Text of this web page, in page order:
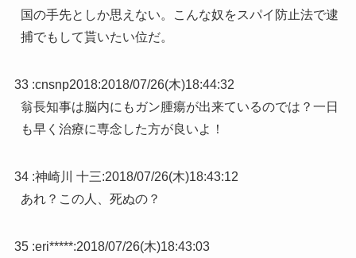
国の手先としか思えない。こんな奴をスパイ防止法で逮
捕でもして貰いたい位だ。
33 :cnsnp2018:2018/07/26(木)18:44:32
翁長知事は脳内にもガン腫瘍が出来ているのでは？一日
も早く治療に専念した方が良いよ！
34 :神崎川 十三:2018/07/26(木)18:43:12
あれ？この人、死ぬの？
35 :eri*****:2018/07/26(木)18:43:03